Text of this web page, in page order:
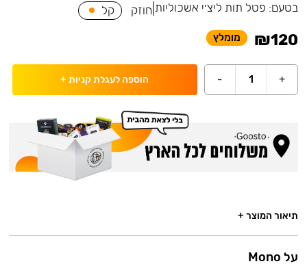
בטעם: פטל תות ליצ׳י אשכוליות חוזק קל
₪120 מומלץ
+
1
- הוספה לעגלת קניות +
תיאור המוצר +
על Mono